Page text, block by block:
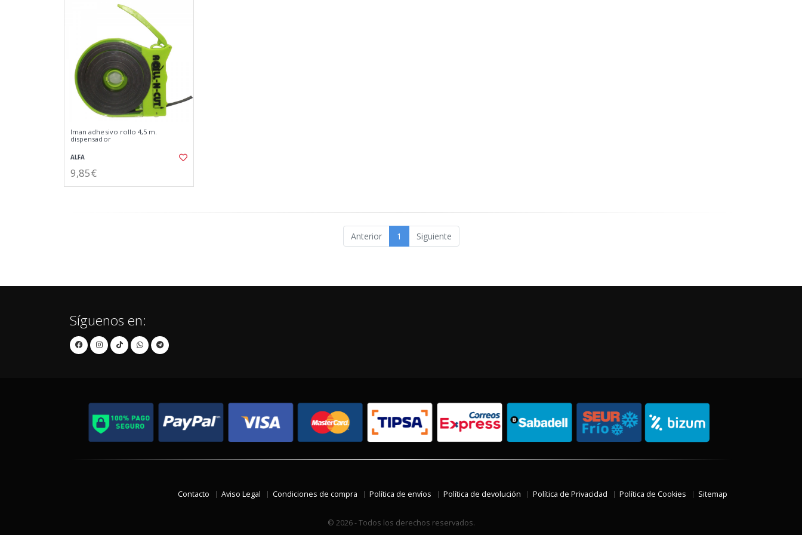
Iman adhesivo rollo 4,5 m.
dispensador
ALFA
9,85€
Anterior 1 Siguiente
Síguenos en:
Contacto Aviso Legal Condiciones de compra Política de envíos Política de devolución Política de Privacidad Política de Cookies Sitemap
© 2026 - Todos los derechos reservados.